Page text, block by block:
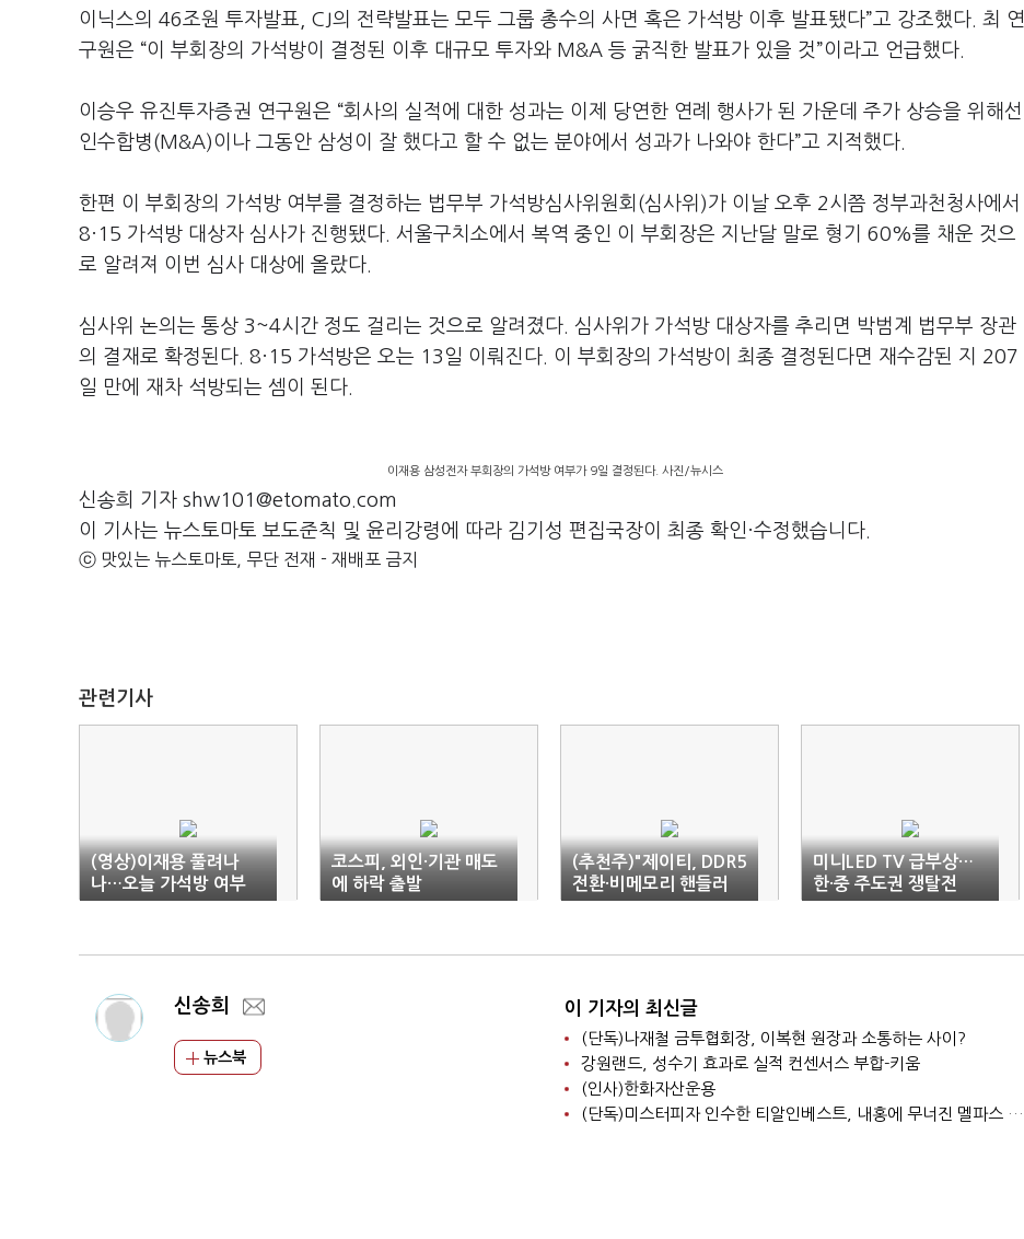
이닉스의 46조원 투자발표, CJ의 전략발표는 모두 그룹 총수의 사면 혹은 가석방 이후 발표됐다”고 강조했다. 최 연
구원은 “이 부회장의 가석방이 결정된 이후 대규모 투자와 M&A 등 굵직한 발표가 있을 것”이라고 언급했다.
이승우 유진투자증권 연구원은 “회사의 실적에 대한 성과는 이제 당연한 연례 행사가 된 가운데 주가 상승을 위해선
인수합병(M&A)이나 그동안 삼성이 잘 했다고 할 수 없는 분야에서 성과가 나와야 한다”고 지적했다.
한편 이 부회장의 가석방 여부를 결정하는 법무부 가석방심사위원회(심사위)가 이날 오후 2시쯤 정부과천청사에서
8·15 가석방 대상자 심사가 진행됐다. 서울구치소에서 복역 중인 이 부회장은 지난달 말로 형기 60%를 채운 것으
로 알려져 이번 심사 대상에 올랐다.
심사위 논의는 통상 3~4시간 정도 걸리는 것으로 알려졌다. 심사위가 가석방 대상자를 추리면 박범계 법무부 장관
의 결재로 확정된다. 8·15 가석방은 오는 13일 이뤄진다. 이 부회장의 가석방이 최종 결정된다면 재수감된 지 207
일 만에 재차 석방되는 셈이 된다.
이재용 삼성전자 부회장의 가석방 여부가 9일 결정된다. 사진/뉴시스
신송희 기자 shw101@etomato.com
이 기사는 뉴스토마토 보도준칙 및 윤리강령에 따라 김기성 편집국장이 최종 확인·수정했습니다.
ⓒ 맛있는 뉴스토마토, 무단 전재 - 재배포 금지
관련기사
(영상)이재용 풀려나
나…오늘 가석방 여부
결정
코스피, 외인·기관 매도
에 하락 출발
(추천주)"제이티, DDR5
전환·비메모리 핸들러
수주 기대"
미니LED TV 급부상…
한·중 주도권 쟁탈전
신송희
뉴스북
이 기자의 최신글
(단독)나재철 금투협회장, 이복현 원장과 소통하는 사이?
강원랜드, 성수기 효과로 실적 컨센서스 부합-키움
(인사)한화자산운용
(단독)미스터피자 인수한 티알인베스트, 내홍에 무너진 멜파스 인수전 참여